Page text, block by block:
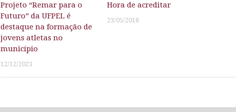
Projeto “Remar para o
Futuro” da UFPEL é
destaque na formação de
jovens atletas no
município
12/12/2023
Hora de acreditar
23/05/2018